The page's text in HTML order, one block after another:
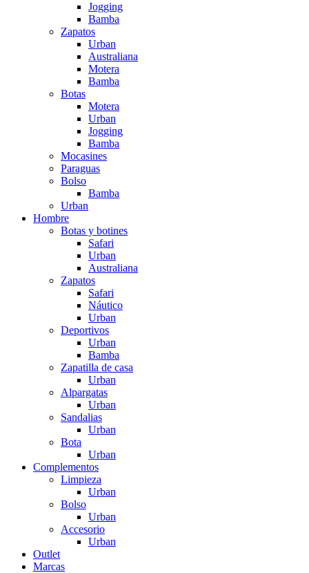
Jogging
Bamba
Zapatos
Urban
Australiana
Motera
Bamba
Botas
Motera
Urban
Jogging
Bamba
Mocasines
Paraguas
Bolso
Bamba
Urban
Hombre
Botas y botines
Safari
Urban
Australiana
Zapatos
Safari
Náutico
Urban
Deportivos
Urban
Bamba
Zapatilla de casa
Urban
Alpargatas
Urban
Sandalias
Urban
Bota
Urban
Complementos
Limpieza
Urban
Bolso
Urban
Accesorio
Urban
Outlet
Marcas